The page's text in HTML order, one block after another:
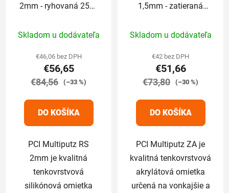
2mm - ryhovaná 25kg
hodnotenie
produktu
je
5,0
5
hviezdičiek.
Skladom u dodávateľa
€46,06 bez DPH
€56,65
€84,56 (–33 %)
DO KOŠÍKA
PCI Multiputz RS
2mm je kvalitná
tenkovrstvová
silikónová omietka
1,5mm - zatieraná
hodnotenie
produktu
je
5,0
5
hviezdičiek.
Skladom u dodávateľa
€42 bez DPH
€51,66
€73,80 (–30 %)
DO KOŠÍKA
PCI Multiputz ZA je
kvalitná tenkovrstvová
akrylátová omietka
určená na vonkajšie a